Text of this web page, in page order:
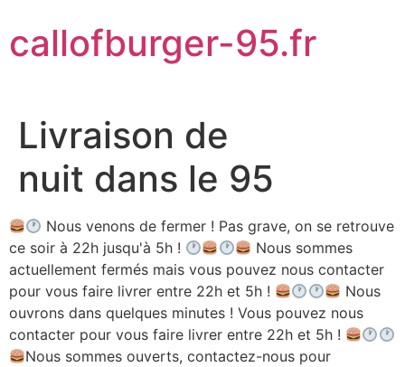
contenu
callofburger-95.fr
Livraison de
nuit dans le 95
Nous venons de fermer ! Pas grave, on se retrouve
ce soir à 22h jusqu'à 5h !
Nous sommes
actuellement fermés mais vous pouvez nous contacter
pour vous faire livrer entre 22h et 5h !
Nous
ouvrons dans quelques minutes ! Vous pouvez nous
contacter pour vous faire livrer entre 22h et 5h !
Nous sommes ouverts, contactez-nous pour